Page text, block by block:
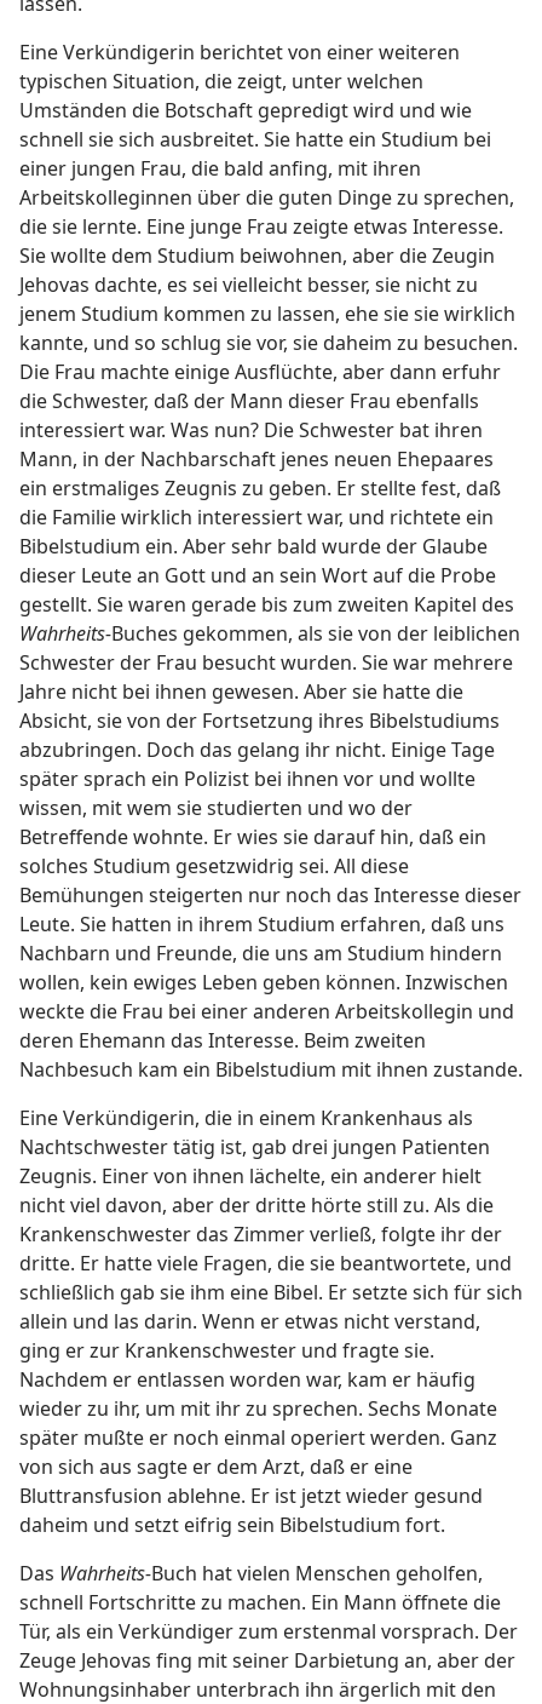
Eine Verkündigerin berichtet von einer weiteren
typischen Situation, die zeigt, unter welchen
Umständen die Botschaft gepredigt wird und wie
schnell sie sich ausbreitet. Sie hatte ein Studium bei
einer jungen Frau, die bald anfing, mit ihren
Arbeitskolleginnen über die guten Dinge zu sprechen,
die sie lernte. Eine junge Frau zeigte etwas Interesse.
Sie wollte dem Studium beiwohnen, aber die Zeugin
Jehovas dachte, es sei vielleicht besser, sie nicht zu
jenem Studium kommen zu lassen, ehe sie sie wirklich
kannte, und so schlug sie vor, sie daheim zu besuchen.
Die Frau machte einige Ausflüchte, aber dann erfuhr
die Schwester, daß der Mann dieser Frau ebenfalls
interessiert war. Was nun? Die Schwester bat ihren
Mann, in der Nachbarschaft jenes neuen Ehepaares
ein erstmaliges Zeugnis zu geben. Er stellte fest, daß
die Familie wirklich interessiert war, und richtete ein
Bibelstudium ein. Aber sehr bald wurde der Glaube
dieser Leute an Gott und an sein Wort auf die Probe
gestellt. Sie waren gerade bis zum zweiten Kapitel des
Wahrheits-Buches gekommen, als sie von der leiblichen
Schwester der Frau besucht wurden. Sie war mehrere
Jahre nicht bei ihnen gewesen. Aber sie hatte die
Absicht, sie von der Fortsetzung ihres Bibelstudiums
abzubringen. Doch das gelang ihr nicht. Einige Tage
später sprach ein Polizist bei ihnen vor und wollte
wissen, mit wem sie studierten und wo der
Betreffende wohnte. Er wies sie darauf hin, daß ein
solches Studium gesetzwidrig sei. All diese
Bemühungen steigerten nur noch das Interesse dieser
Leute. Sie hatten in ihrem Studium erfahren, daß uns
Nachbarn und Freunde, die uns am Studium hindern
wollen, kein ewiges Leben geben können. Inzwischen
weckte die Frau bei einer anderen Arbeitskollegin und
deren Ehemann das Interesse. Beim zweiten
Nachbesuch kam ein Bibelstudium mit ihnen zustande.
Eine Verkündigerin, die in einem Krankenhaus als
Nachtschwester tätig ist, gab drei jungen Patienten
Zeugnis. Einer von ihnen lächelte, ein anderer hielt
nicht viel davon, aber der dritte hörte still zu. Als die
Krankenschwester das Zimmer verließ, folgte ihr der
dritte. Er hatte viele Fragen, die sie beantwortete, und
schließlich gab sie ihm eine Bibel. Er setzte sich für sich
allein und las darin. Wenn er etwas nicht verstand,
ging er zur Krankenschwester und fragte sie.
Nachdem er entlassen worden war, kam er häufig
wieder zu ihr, um mit ihr zu sprechen. Sechs Monate
später mußte er noch einmal operiert werden. Ganz
von sich aus sagte er dem Arzt, daß er eine
Bluttransfusion ablehne. Er ist jetzt wieder gesund
daheim und setzt eifrig sein Bibelstudium fort.
Das Wahrheits-Buch hat vielen Menschen geholfen,
schnell Fortschritte zu machen. Ein Mann öffnete die
Tür, als ein Verkündiger zum erstenmal vorsprach. Der
Zeuge Jehovas fing mit seiner Darbietung an, aber der
Wohnungsinhaber unterbrach ihn ärgerlich mit den